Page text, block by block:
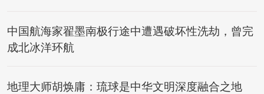
中国航海家翟墨南极行途中遭遇破坏性洗劫，曾完
成北冰洋环航
地理大师胡焕庸：琉球是中华文明深度融合之地